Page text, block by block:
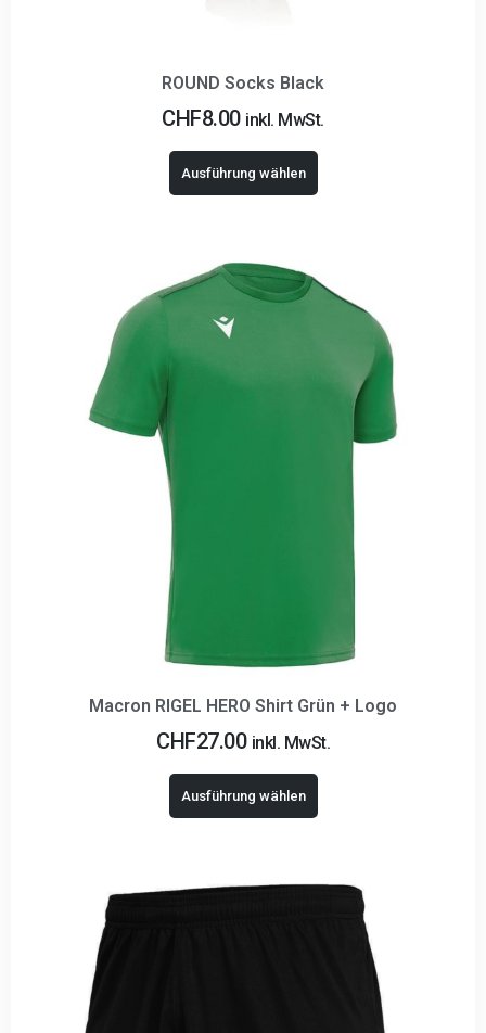
ROUND Socks Black
CHF8.00 inkl. MwSt.
Ausführung wählen
Macron RIGEL HERO Shirt Grün + Logo
CHF27.00 inkl. MwSt.
Ausführung wählen